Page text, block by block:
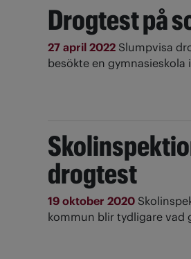
Drogtest på
27 april 2022 Slumpvisa
besökte en gymnasieskola
drogtest
19 oktober 2020
kommun blir tydligare vad